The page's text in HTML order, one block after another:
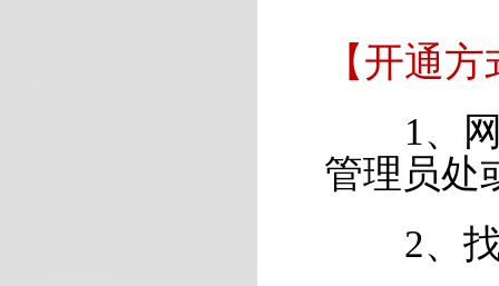
【开通
1、网
管理员处
2、找